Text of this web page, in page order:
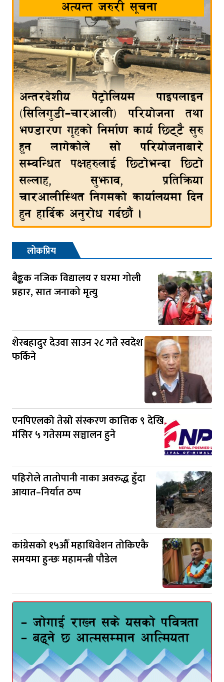
लोकप्रिय
बैङ्कक नजिक विद्यालय र घरमा गोली
प्रहार, सात जनाको मृत्यु
शेरबहादुर देउवा साउन २८ गते स्वदेश
फर्किने
एनपिएलको तेस्रो संस्करण कात्तिक ९ देखि
मंसिर ५ गतेसम्म सञ्चालन हुने
पहिरोले तातोपानी नाका अवरुद्ध हुँदा
आयात–निर्यात ठप्प
कांग्रेसको १५औँ महाधिवेशन तोकिएकै
समयमा हुन्छः महामन्त्री पौडेल